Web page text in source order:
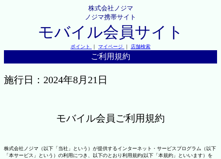
株式会社ノジマ
ノジマ携帯サイト
モバイル会員サイト
ポイント ｜ マイページ ｜ 店舗検索
ご利用規約
施行日：2024年8月21日
モバイル会員ご利用規約
株式会社ノジマ（以下「当社」という）が提供するインターネット・サービスプログラム（以下
「本サービス」という）の利用につき、以下のとおり利用規約(以下「本規約」といいます）を